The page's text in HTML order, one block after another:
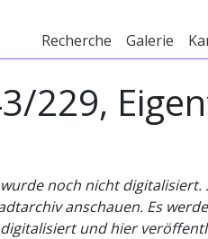
Recherche Galerie
229,
noch nicht digitalisiert.
anschauen. Es
und hier